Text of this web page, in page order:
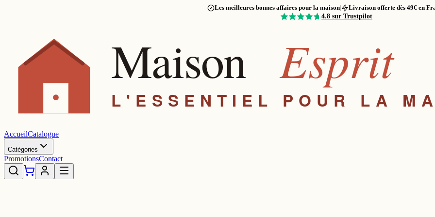
Les meilleures bonnes affaires pour la maison|
Livraison offerte dès 49€ en
4.8 sur Trustpilot
AccueilCatalogue
Catégories
PromotionsContact